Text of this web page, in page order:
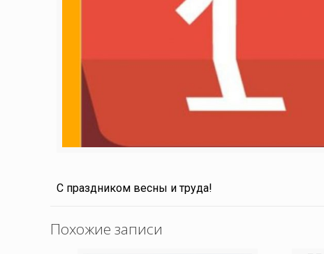
С праздником весны и труда!
Похожие записи